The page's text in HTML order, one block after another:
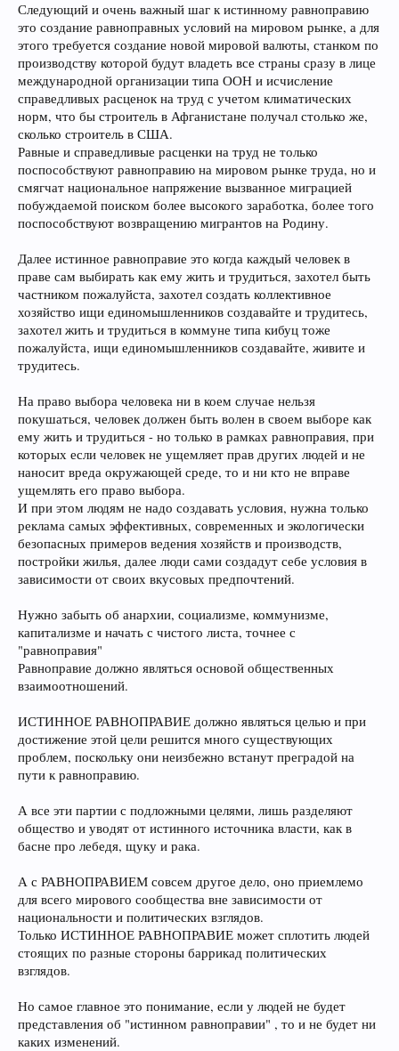
Следующий и очень важный шаг к истинному равноправию
это создание равноправных условий на мировом рынке, а для
этого требуется создание новой мировой валюты, станком по
производству которой будут владеть все страны сразу в лице
международной организации типа ООН и исчисление
справедливых расценок на труд с учетом климатических
норм, что бы строитель в Афганистане получал столько же,
сколько строитель в США.
Равные и справедливые расценки на труд не только
поспособствуют равноправию на мировом рынке труда, но и
смягчат национальное напряжение вызванное миграцией
побуждаемой поиском более высокого заработка, более того
поспособствуют возвращению мигрантов на Родину.
Далее истинное равноправие это когда каждый человек в
праве сам выбирать как ему жить и трудиться, захотел быть
частником пожалуйста, захотел создать коллективное
хозяйство ищи единомышленников создавайте и трудитесь,
захотел жить и трудиться в коммуне типа кибуц тоже
пожалуйста, ищи единомышленников создавайте, живите и
трудитесь.
На право выбора человека ни в коем случае нельзя
покушаться, человек должен быть волен в своем выборе как
ему жить и трудиться - но только в рамках равноправия, при
которых если человек не ущемляет прав других людей и не
наносит вреда окружающей среде, то и ни кто не вправе
ущемлять его право выбора.
И при этом людям не надо создавать условия, нужна только
реклама самых эффективных, современных и экологически
безопасных примеров ведения хозяйств и производств,
постройки жилья, далее люди сами создадут себе условия в
зависимости от своих вкусовых предпочтений.
Нужно забыть об анархии, социализме, коммунизме,
капитализме и начать с чистого листа, точнее с
"равноправия"
Равноправие должно являться основой общественных
взаимоотношений.
ИСТИННОЕ РАВНОПРАВИЕ должно являться целью и при
достижение этой цели решится много существующих
проблем, поскольку они неизбежно встанут преградой на
пути к равноправию.
А все эти партии с подложными целями, лишь разделяют
общество и уводят от истинного источника власти, как в
басне про лебедя, щуку и рака.
А с РАВНОПРАВИЕМ совсем другое дело, оно приемлемо
для всего мирового сообщества вне зависимости от
национальности и политических взглядов.
Только ИСТИННОЕ РАВНОПРАВИЕ может сплотить людей
стоящих по разные стороны баррикад политических
взглядов.
Но самое главное это понимание, если у людей не будет
представления об "истинном равноправии" , то и не будет ни
каких изменений.